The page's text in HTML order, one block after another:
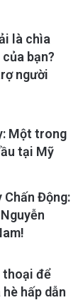
là chìa
bạn?
người
Một trong
tại Mỹ
Chấn Động:
thoại để
hấp dẫn